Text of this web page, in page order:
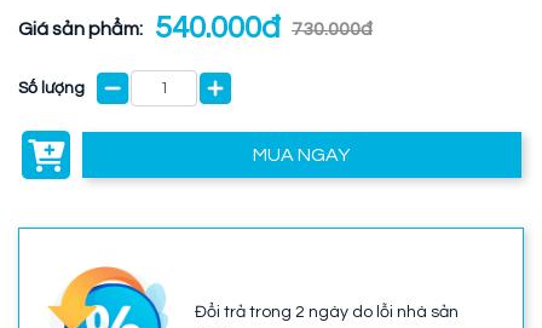
Giá sản phẩm: 540.000đ 730.000đ
Số lượng
MUA NGAY
Đổi trả trong 2 ngày do lỗi nhà sản